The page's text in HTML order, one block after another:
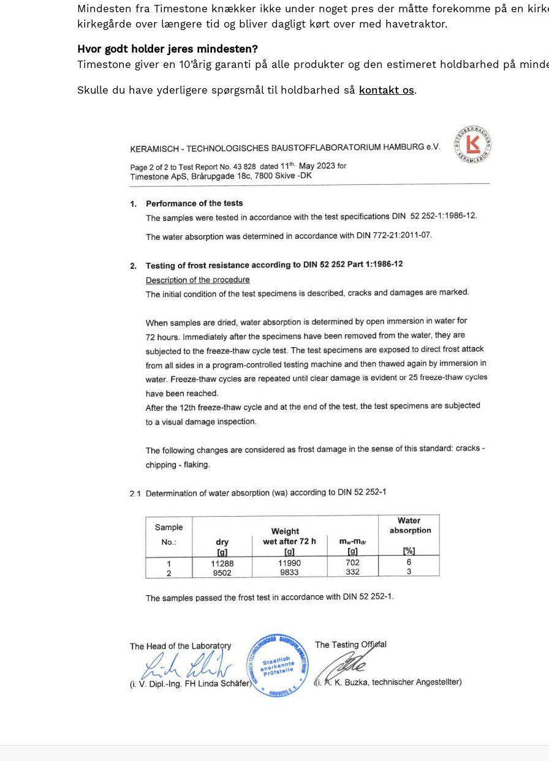
Mindesten fra Timestone knækker ikke under noget pres der måtte forekomme på en
kirkegårde over længere tid og bliver dagligt kørt over med havetraktor.
Hvor godt holder jeres mindesten?
Timestone giver en 10’årig garanti på alle produkter og den estimeret holdbarhed på
Skulle du have yderligere spørgsmål til holdbarhed så kontakt os.